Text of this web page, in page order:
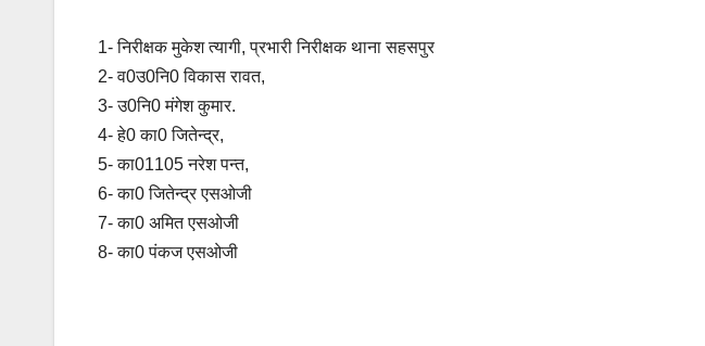
1- निरीक्षक मुकेश त्यागी, प्रभारी निरीक्षक थाना सहसपुर
2- व0उ0नि0 विकास रावत,
3- उ0नि0 मंगेश कुमार.
4- हे0 का0 जितेन्द्र,
5- का01105 नरेश पन्त,
6- का0 जितेन्द्र एसओजी
7- का0 अमित एसओजी
8- का0 पंकज एसओजी